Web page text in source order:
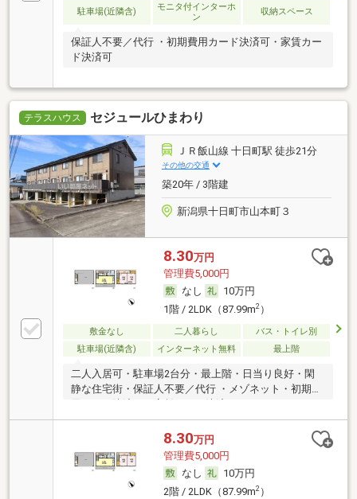
駐車場(近隣含)
モニタ付インターホ
ン
収納スペース
保証人不要／代行 ・初期費用カード決済可・家賃カー
ド決済可
テラスハウス セジュールひまわり
ＪＲ飯山線 十日町駅 徒歩21分
その他の交通
築20年 / 3階建
新潟県十日町市山本町３
8.30万円
管理費5,000円
なし
10万円
1階 / 2LDK（87.99m2）
敷金なし 二人暮らし
バス・トイレ別
駐車場(近隣含)
インターネット無料 最上階
二人入居可・駐車場2台分・最上階・日当り良好・閑
静な住宅街・保証人不要／代行 ・メゾネット・初期費
8.30万円
管理費5,000円
なし
10万円
2階 / 2LDK（87.99m2）